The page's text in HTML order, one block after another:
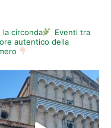
la circonda
Eventi tra
autentico della